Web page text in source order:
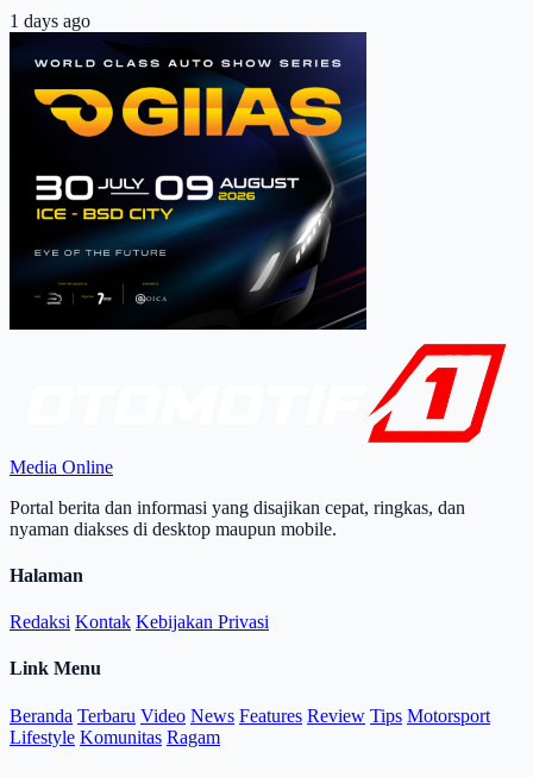
1 days ago
Media Online
Portal berita dan informasi yang disajikan cepat, ringkas, dan
nyaman diakses di desktop maupun mobile.
Halaman
Redaksi Kontak Kebijakan Privasi
Link Menu
Beranda Terbaru Video News Features Review Tips Motorsport
Lifestyle Komunitas Ragam